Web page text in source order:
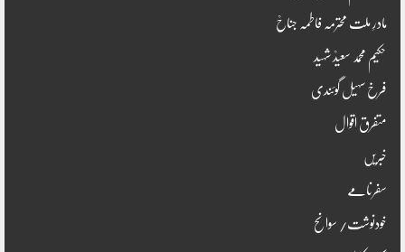
مادرِ ملت محترمہ فاطمہ جناحؒ
حکیم محمد سعیدؒ شہید
فرخ سہیل گوئندی
متفرق اقوال
خبریں
سفرنامے
خودنوشت/ سوانح